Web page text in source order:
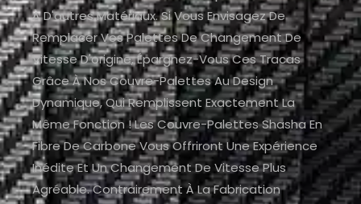
À D'autres Matériaux. Si Vous Envisagez De
Remplacer Vos Palettes De Changement De
Vitesse D'origine, Épargnez-Vous Ces Tracas
Grâce À Nos Couvre-Palettes Au Design
Dynamique, Qui Remplissent Exactement La
Même Fonction ! Les Couvre-Palettes Shasha En
Fibre De Carbone Vous Offriront Une Expérience
Inédite Et Un Changement De Vitesse Plus
Agréable. Contrairement À La Fabrication